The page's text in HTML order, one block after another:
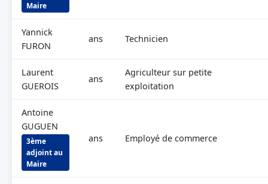
Maire
Yannick
FURON
ans Technicien
Laurent
GUEROIS
ans
Agriculteur sur petite
exploitation
Antoine
GUGUEN
3ème
adjoint au
Maire
ans Employé de commerce